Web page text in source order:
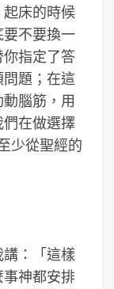
床的時候
不要換一
指定了答
題；在這
腦筋，用
在做選擇
少從聖經的
：「這樣
神都安排